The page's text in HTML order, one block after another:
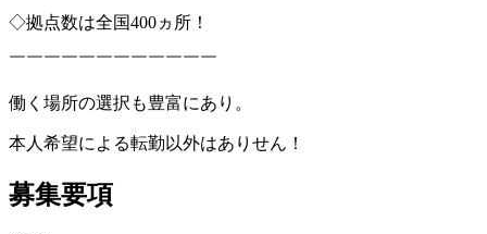
◇拠点数は全国400ヵ所！
￣￣￣￣￣￣￣￣￣￣￣￣
働く場所の選択も豊富にあり。
本人希望による転勤以外はありせん！
募集要項